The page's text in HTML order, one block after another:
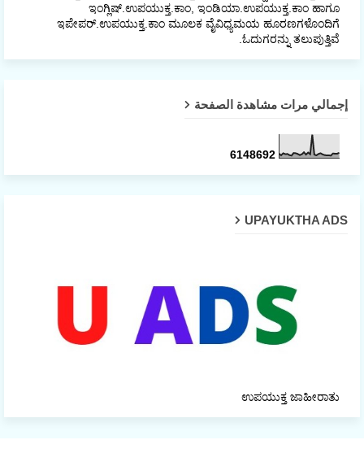
ಇಂಗ್ಲಿಷ್.ಉಪಯುಕ್ತ.ಕಾಂ, ಇಂಡಿಯಾ.ಉಪಯುಕ್ತ.ಕಾಂ ಹಾಗೂ
ಇಪೇಪರ್‌.ಉಪಯುಕ್ತ.ಕಾಂ ಮೂಲಕ ವೈವಿಧ್ಯಮಯ ಹೂರಣಗಳೊಂದಿಗೆ
ಓದುಗರನ್ನು ತಲುಪುತ್ತಿವೆ.
إجمالي مرات مشاهدة الصفحة
6148692
UPAYUKTHA ADS
ಉಪಯುಕ್ತ ಜಾಹೀರಾತು